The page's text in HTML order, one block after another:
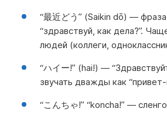
“最近どう” (Saikin dō) —
“здравствуй, как дела?”.
людей (коллеги,
“ハイー!” (hai!) —
звучать дважды как “привет-
“こんちゃ!” “koncha!” —